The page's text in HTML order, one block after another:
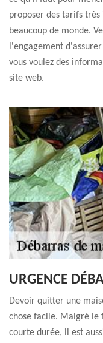
proposer des tarifs
beaucoup de monde.
l'engagement
vous voulez des
site web.
URGENCE
Devoir quitter une
chose facile. Malgré le
courte durée, il est